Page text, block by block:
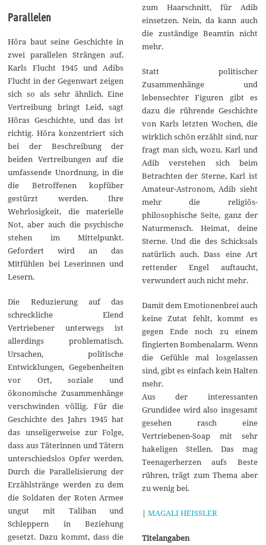
Parallelen
Höra baut seine Geschichte in
zwei parallelen Strängen auf.
Karls Flucht 1945 und Adibs
Flucht in der Gegenwart zeigen
sich so als sehr ähnlich. Eine
Vertreibung bringt Leid, sagt
Höras Geschichte, und das ist
richtig. Höra konzentriert sich
bei der Beschreibung der
beiden Vertreibungen auf die
umfassende Unordnung, in die
die Betroffenen kopfüber
gestürzt werden. Ihre
Wehrlosigkeit, die materielle
Not, aber auch die psychische
stehen im Mittelpunkt.
Gefordert wird an das
Mitfühlen bei Leserinnen und
Lesern.
Die Reduzierung auf das
schreckliche Elend
Vertriebener unterwegs ist
allerdings problematisch.
Ursachen, politische
Entwicklungen, Gegebenheiten
vor Ort, soziale und
ökonomische Zusammenhänge
verschwinden völlig. Für die
Geschichte des Jahrs 1945 hat
das unseligerweise zur Folge,
dass aus Täterinnen und Tätern
unterschiedslos Opfer werden.
Durch die Parallelisierung der
Erzählstränge werden zu dem
die Soldaten der Roten Armee
ungut mit Taliban und
Schleppern in Beziehung
gesetzt. Dazu kommt, dass die
zum Haarschnitt, für Adib
einsetzen. Nein, da kann auch
die zuständige Beamtin nicht
mehr.
Statt politischer
Zusammenhänge und
lebensechter Figuren gibt es
dazu die rührende Geschichte
von Karls letzten Wochen, die
wirklich schön erzählt sind, nur
fragt man sich, wozu. Karl und
Adib verstehen sich beim
Betrachten der Sterne, Karl ist
Amateur-Astronom, Adib sieht
mehr die religiös-
philosophische Seite, ganz der
Naturmensch. Heimat, deine
Sterne. Und die des Schicksals
natürlich auch. Dass eine Art
rettender Engel auftaucht,
verwundert auch nicht mehr.
Damit dem Emotionenbrei auch
keine Zutat fehlt, kommt es
gegen Ende noch zu einem
fingierten Bombenalarm. Wenn
die Gefühle mal losgelassen
sind, gibt es einfach kein Halten
mehr.
Aus der interessanten
Grundidee wird also insgesamt
gesehen rasch eine
Vertriebenen-Soap mit sehr
hakeligen Stellen. Das mag
Teenagerherzen aufs Beste
rühren, trägt zum Thema aber
zu wenig bei.
| MAGALI HEISSLER
Titelangaben